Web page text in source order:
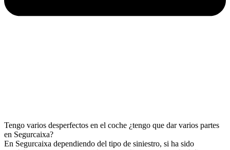
Tengo varios desperfectos en el coche ¿tengo que dar varios partes
en Segurcaixa?
En Segurcaixa dependiendo del tipo de siniestro, si ha sido